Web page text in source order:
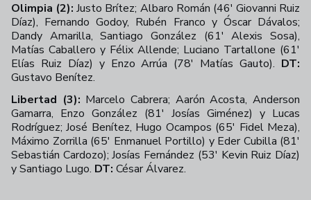
Olimpia (2): Justo Brítez; Albaro Román (46' Giovanni Ruiz
Díaz), Fernando Godoy, Rubén Franco y Óscar Dávalos;
Dandy Amarilla, Santiago González (61' Alexis Sosa),
Matías Caballero y Félix Allende; Luciano Tartallone (61'
Elías Ruiz Díaz) y Enzo Arrúa (78' Matías Gauto). DT:
Gustavo Benítez.
Libertad (3): Marcelo Cabrera; Aarón Acosta, Anderson
Gamarra, Enzo González (81' Josías Giménez) y Lucas
Rodríguez; José Benítez, Hugo Ocampos (65' Fidel Meza),
Máximo Zorrilla (65' Enmanuel Portillo) y Eder Cubilla (81'
Sebastián Cardozo); Josías Fernández (53' Kevin Ruiz Díaz)
y Santiago Lugo. DT: César Álvarez.